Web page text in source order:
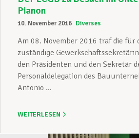
Pianon
10. November 2016 Diverses
Am 08. November 2016 traf die für
zuständige
den Präsidenten und den Sekretär
Personaldelegation des
Antonio ...
WEITERLESEN